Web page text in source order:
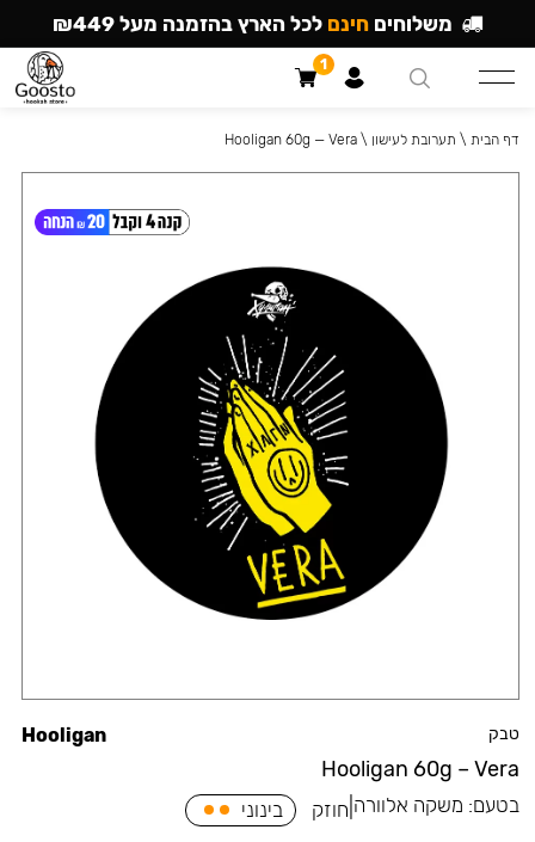
טבק
Hooligan 60g – Vera
Hooligan
בטעם: משקה אלוורה חוזק בינוני
דף הבית \ תערובת לעישון \
Hooligan 60g — Vera
משלוחים חינם לכל הארץ בהזמנה מעל ₪449
1